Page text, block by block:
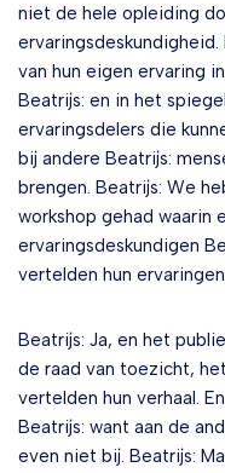
niet de hele opleiding
van hun eigen ervaring
Beatrijs: en in het
ervaringsdelers die
bij andere Beatrijs:
brengen. Beatrijs: We
workshop gehad waarin
ervaringsdeskundigen
vertelden hun
Beatrijs: Ja, en het
de raad van toezicht,
vertelden hun verhaal.
Beatrijs: want aan de
even niet bij. Beatrijs: